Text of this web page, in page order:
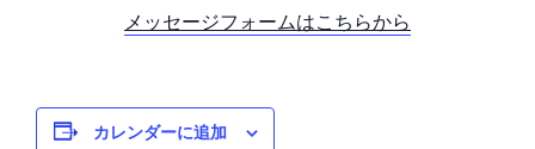
メッセージフォームはこちらから
カレンダーに追加